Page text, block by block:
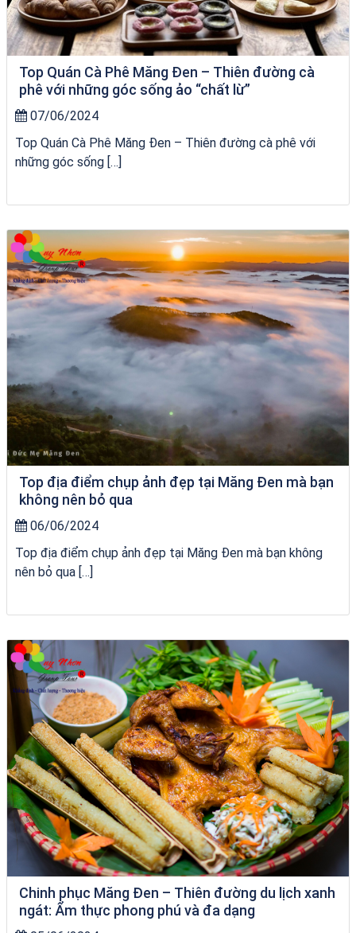
Top Quán Cà Phê Măng Đen – Thiên đường cà
phê với những góc sống ảo “chất lừ”
07/06/2024
Top Quán Cà Phê Măng Đen – Thiên đường cà phê với
những góc sống […]
Khách sạn Việt Nam Taste
Top địa điểm chụp ảnh đẹp tại Măng Đen mà bạn
không nên bỏ qua
06/06/2024
Top địa điểm chụp ảnh đẹp tại Măng Đen mà bạn không
nên bỏ qua […]
Khách sạn Việt Nam Taste
Chinh phục Măng Đen – Thiên đường du lịch xanh
ngát: Ẩm thực phong phú và đa dạng